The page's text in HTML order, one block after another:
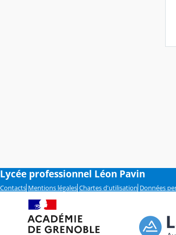
Lycée professionnel Léon Pavin
Contacts Mentions légales Chartes d'utilisation Données